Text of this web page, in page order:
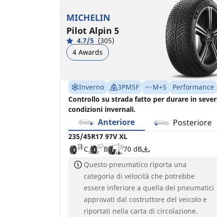
MICHELIN
Pilot Alpin 5
4.7/5 (305)
4 Awards
Inverno 3PMSF M+S
Performance
Controllo su strada fatto per durare in
condizioni invernali.
Anteriore Posteriore
235/45R17 97V XL
C
B
70 dB
Questo pneumatico riporta una
categoria di velocità che potrebbe
essere inferiore a quella dei pneumatici
approvati dal costruttore del veicolo e
riportati nella carta di circolazione.